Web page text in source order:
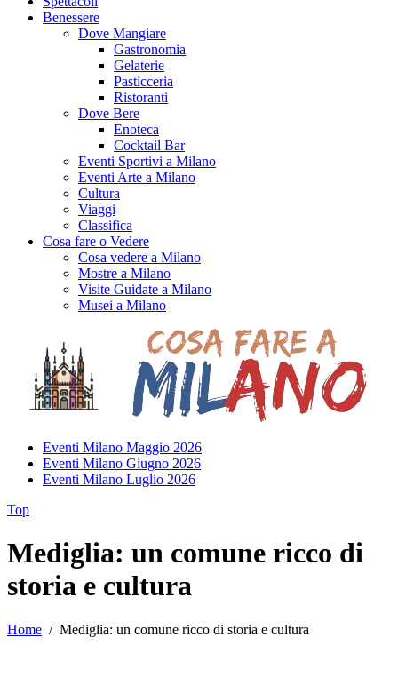
Benessere
Dove Mangiare
Gastronomia
Gelaterie
Pasticceria
Ristoranti
Dove Bere
Enoteca
Cocktail Bar
Eventi Sportivi a Milano
Eventi Arte a Milano
Cultura
Viaggi
Classifica
Cosa fare o Vedere
Cosa vedere a Milano
Mostre a Milano
Visite Guidate a Milano
Musei a Milano
Eventi Milano Maggio 2026
Eventi Milano Giugno 2026
Eventi Milano Luglio 2026
Top
Mediglia: un comune ricco di
storia e cultura
Home / Mediglia: un comune ricco di storia e cultura